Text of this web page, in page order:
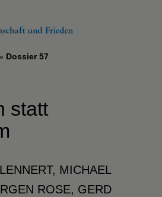
Dossier 57
statt
MICHAEL
ROSE, GERD